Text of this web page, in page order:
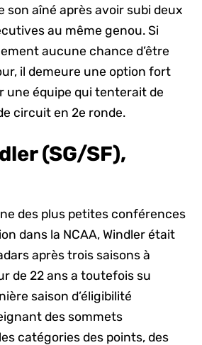
son aîné après avoir subi deux
au même genou. Si
aucune chance d’être
il demeure une option fort
une équipe qui tenterait de
circuit en 2e ronde.
(SG/SF),
des plus petites conférences
dans la NCAA, Windler était
après trois saisons à
de 22 ans a toutefois su
saison d’éligibilité
des sommets
catégories des points, des